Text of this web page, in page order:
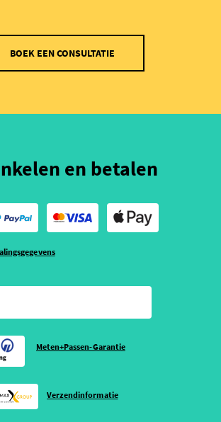
BOEK EEN CONSULTATIE
en betalen
Meten+Passen-Garantie
Verzendinformatie